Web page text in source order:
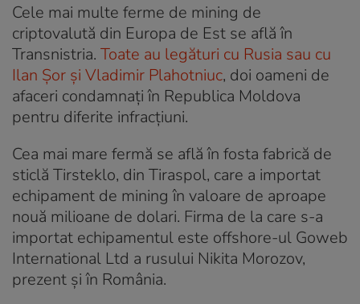
Cele mai multe ferme de mining de
criptovalută din Europa de Est se află în
Transnistria. Toate au legături cu Rusia sau cu
Ilan Șor și Vladimir Plahotniuc, doi oameni de
afaceri condamnați în Republica Moldova
pentru diferite infracțiuni.
Cea mai mare fermă se află în fosta fabrică de
sticlă Tirsteklo, din Tiraspol, care a importat
echipament de mining în valoare de aproape
nouă milioane de dolari. Firma de la care s-a
importat echipamentul este offshore-ul Goweb
International Ltd a rusului Nikita Morozov,
prezent și în România.